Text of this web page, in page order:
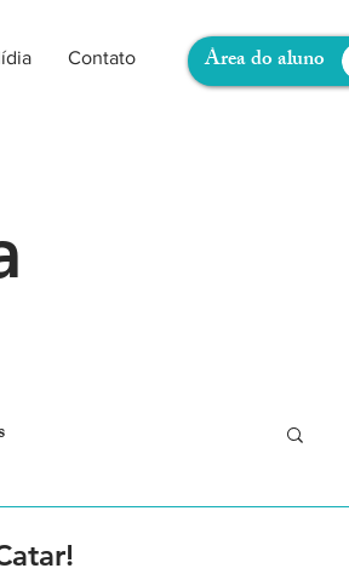
Área do aluno
Contato